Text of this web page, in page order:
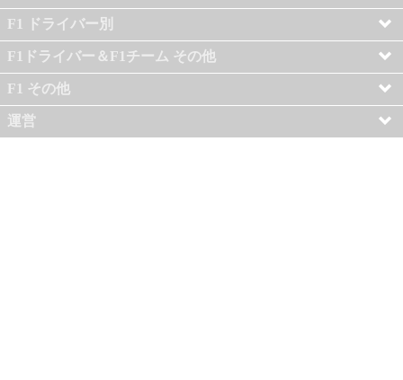
F1 ドライバー別
F1ドライバー＆F1チーム その他
F1 その他
運営